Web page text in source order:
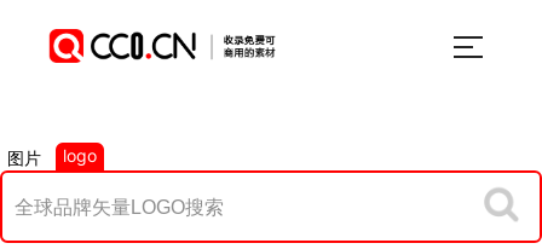
图片 logo